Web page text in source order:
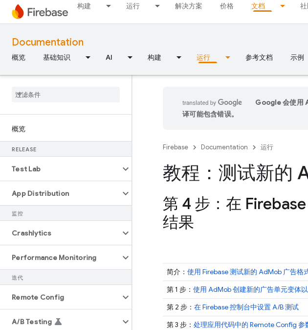
构建 运行 解决方案 价格 文档
Documentation
概览 基础知识 AI 构建 运行 参考文档 示例
概览
RELEASE
Test Lab
App Distribution
监控
Crashlytics
Performance Monitoring
迭代
Remote Config
A/B Testing
Google 会使用
译可能包含错误。
Firebase Documentation 运行
教程：测试新的
第 4 步：在 Firebase
结果
简介： 使用 Firebase 测试新的 AdMob 广告格
第 1 步： 使用 AdMob创建新的广告单元变体
第 2 步： 在Firebase控制台中设置 A/B 测试
第 3 步： 处理应用代码中的 Remote Config 参